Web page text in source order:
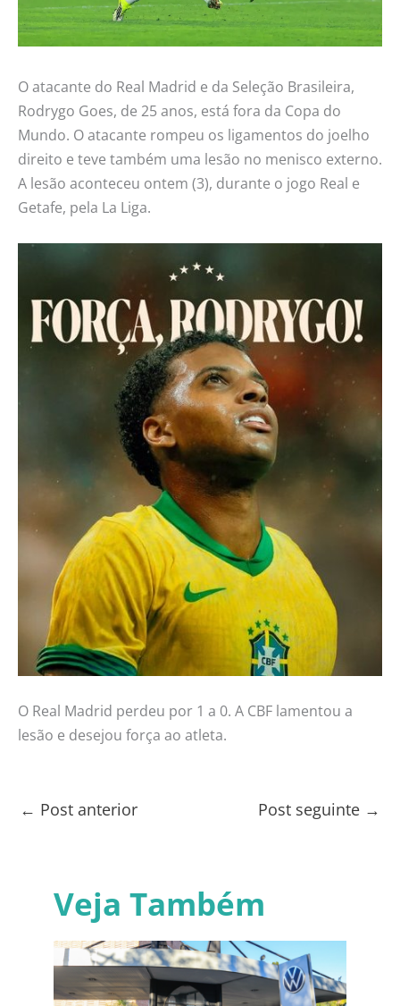
O atacante do Real Madrid e da Seleção Brasileira,
Rodrygo Goes, de 25 anos, está fora da Copa do
Mundo. O atacante rompeu os ligamentos do joelho
direito e teve também uma lesão no menisco externo.
A lesão aconteceu ontem (3), durante o jogo Real e
Getafe, pela La Liga.
O Real Madrid perdeu por 1 a 0. A CBF lamentou a
lesão e desejou força ao atleta.
← Post anterior Post seguinte →
Veja Também